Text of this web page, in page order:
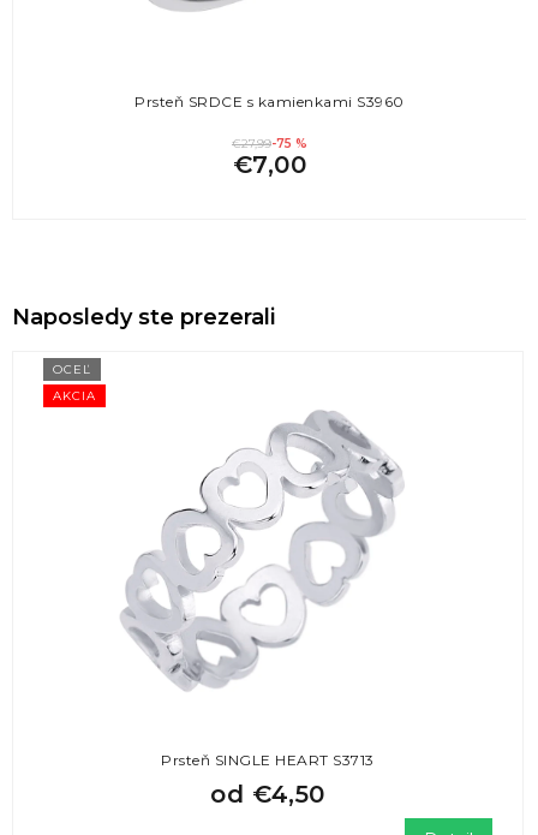
Prsteň SRDCE s kamienkami S3960
€27,99-75 %
€7,00
Naposledy ste prezerali
AKCIA
OCEĽ
Prsteň SINGLE HEART S3713
od €4,50